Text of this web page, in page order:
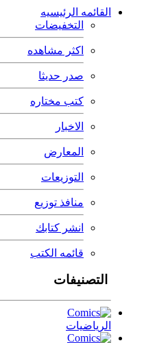
القائمه الرئيسيه
التخفيضات
اكثر مشاهده
صدر حديثا
كتب مختاره
الاخبار
المعارض
التوزيعات
منافذ توزيع
انشر كتابك
قائمه الكتب
التصنيفات
الرياضيات